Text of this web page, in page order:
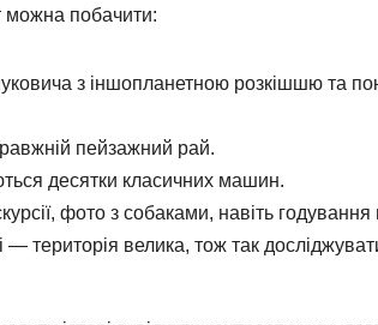
можна побачити:
з іншопланетною розкішшю та
пейзажний рай.
десятки класичних машин.
фото з собаками, навіть годування
територія велика, тож так